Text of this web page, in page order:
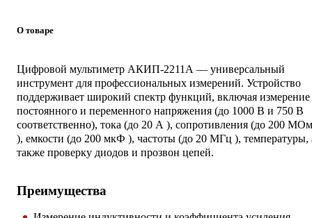
О товаре
Цифровой мультиметр АКИП-2211А — универсальный
инструмент для профессиональных измерений. Устройство
поддерживает широкий спектр функций, включая измерение
постоянного и переменного напряжения (до 1000 В и 750 В
соответственно), тока (до 20 А ), сопротивления (до 200 МОм
), емкости (до 200 мкФ ), частоты (до 20 МГц ), температуры,
также проверку диодов и прозвон цепей.
Преимущества